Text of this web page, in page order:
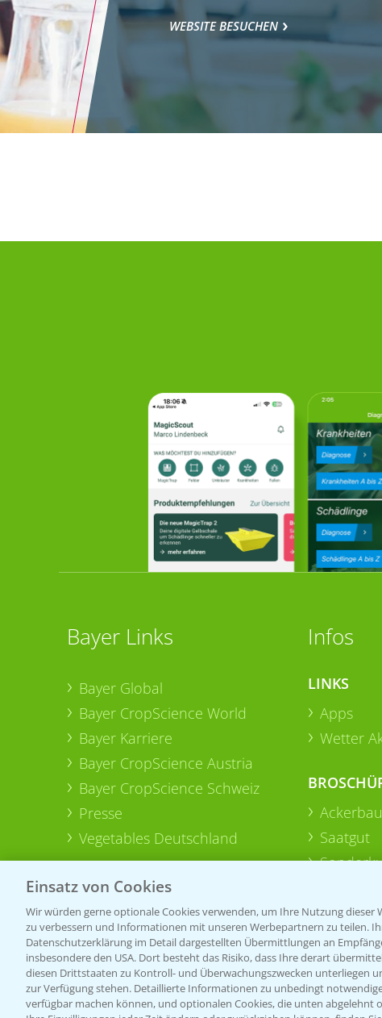
WEBSITE BESUCHEN
Bayer Links
Bayer Global
Bayer CropScience World
Bayer Karriere
Bayer CropScience Austria
Bayer CropScience Schweiz
Presse
Vegetables Deutschland
Infos
LINKS
Apps
Wetter
Ackerbau
Saatgut
Einsatz von Cookies
Wir würden gerne optionale Cookies verwenden, um Ihre Nutzung dieser
zu verbessern und Informationen mit unseren Werbepartnern zu teilen.
Datenschutzerklärung im Detail dargestellten Übermittlungen an
insbesondere den USA. Dort besteht das Risiko, dass Ihre derart
diesen Drittstaaten zu Kontroll- und Überwachungszwecken unterliegen
zur Verfügung stehen. Detaillierte Informationen zu unbedingt
verfügbar machen können, und optionalen Cookies, die unten abgelehnt